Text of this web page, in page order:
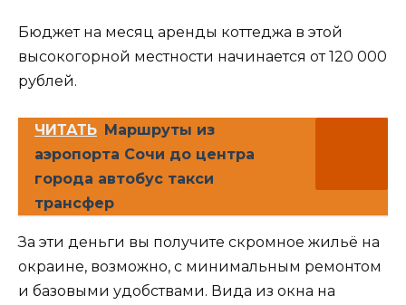
Бюджет на месяц аренды коттеджа в этой
высокогорной местности начинается от 120 000
рублей.
ЧИТАТЬ Маршруты из
аэропорта Сочи до центра
города автобус такси
трансфер
За эти деньги вы получите скромное жильё на
окраине, возможно, с минимальным ремонтом
и базовыми удобствами. Вида из окна на